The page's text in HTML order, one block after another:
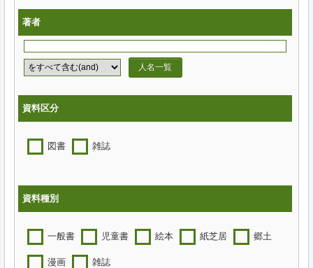
著者
人名一覧
資料区分
図書 雑誌
資料種別
一般書 児童書 絵本 紙芝居 郷土
漫画 雑誌